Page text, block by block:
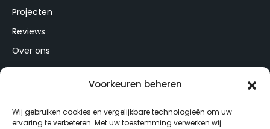
Voorkeuren beheren
Wij gebruiken cookies en vergelijkbare technologieën om uw
ervaring te verbeteren. Met uw toestemming verwerken wij
Projecten
Reviews
Over ons
Wat kost een aanbouw per m2 gemiddeld?